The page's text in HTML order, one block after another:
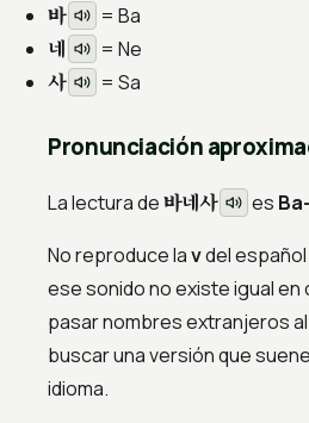
바
= Ba
네 = Ne
사 = Sa
Pronunciación
La lectura de바네사 es
No reproduce lavdel
ese sonido no existe igual en
pasar nombres extranjeros
buscar una versión que
idioma.